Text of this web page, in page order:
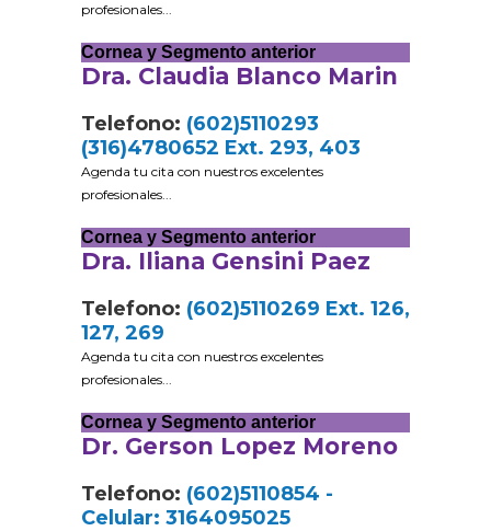
profesionales...
Cornea y Segmento anterior
Dra. Claudia Blanco Marin
Telefono: (602)5110293
(316)4780652 Ext. 293, 403
Agenda tu cita con nuestros excelentes
profesionales...
Cornea y Segmento anterior
Dra. Iliana Gensini Paez
Telefono: (602)5110269 Ext. 126,
127, 269
Agenda tu cita con nuestros excelentes
profesionales...
Cornea y Segmento anterior
Dr. Gerson Lopez Moreno
Telefono: (602)5110854 -
Celular: 3164095025